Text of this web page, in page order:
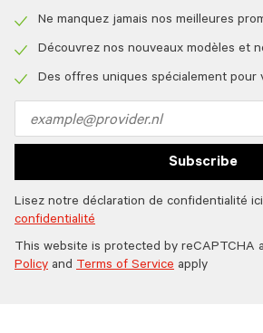
icon
Ne manquez jamais nos meilleures
icon
Découvrez nos nouveaux modèles et
Des offres uniques spécialement pour
address
Subscribe
Lisez notre déclaration de confidentialité ici
confidentialité
This website is protected by reCAPTCHA
Policy and Terms of Service apply